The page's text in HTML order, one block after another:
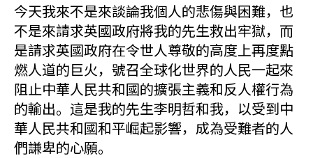
今天我來不是來談論我個人的悲傷與困難，也
不是來請求英國政府將我的先生救出牢獄，而
是請求英國政府在令世人尊敬的高度上再度點
燃人道的巨火，號召全球化世界的人民一起來
阻止中華人民共和國的擴張主義和反人權行為
的輸出。這是我的先生李明哲和我，以受到中
華人民共和國和平崛起影響，成為受難者的人
們謙卑的心願。